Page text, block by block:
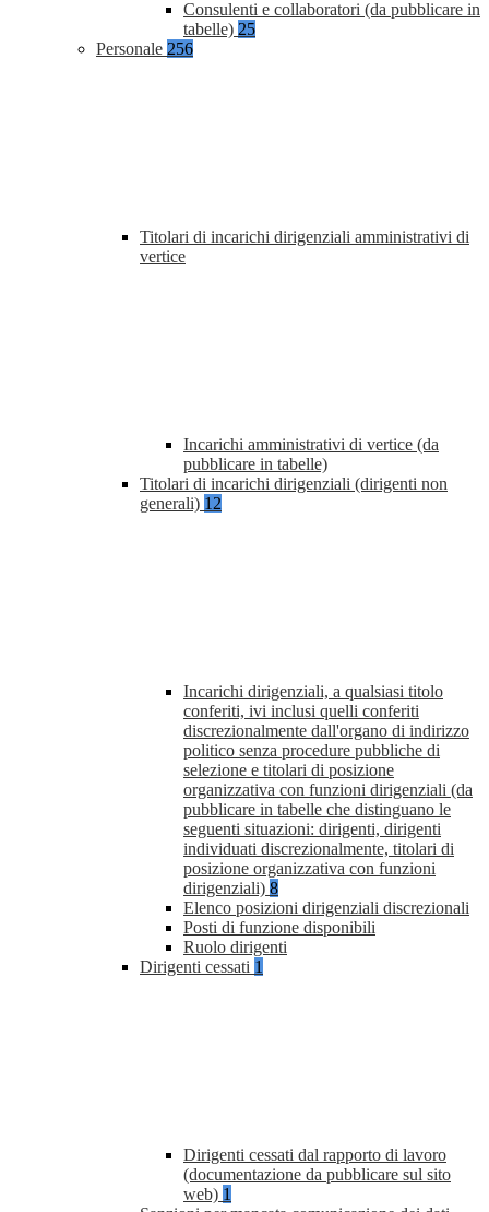
Consulenti e collaboratori (da pubblicare in
tabelle) 25
Personale 256
Titolari di incarichi dirigenziali amministrativi di
vertice
Incarichi amministrativi di vertice (da
pubblicare in tabelle)
Titolari di incarichi dirigenziali (dirigenti non
generali) 12
Incarichi dirigenziali, a qualsiasi titolo
conferiti, ivi inclusi quelli conferiti
discrezionalmente dall'organo di indirizzo
politico senza procedure pubbliche di
selezione e titolari di posizione
organizzativa con funzioni dirigenziali (da
pubblicare in tabelle che distinguano le
seguenti situazioni: dirigenti, dirigenti
individuati discrezionalmente, titolari di
posizione organizzativa con funzioni
dirigenziali) 8
Elenco posizioni dirigenziali discrezionali
Posti di funzione disponibili
Ruolo dirigenti
Dirigenti cessati 1
Dirigenti cessati dal rapporto di lavoro
(documentazione da pubblicare sul sito
web) 1